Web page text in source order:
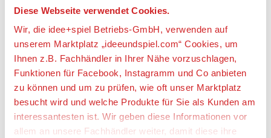
Diese Webseite verwendet Cookies.
Wir, die idee+spiel Betriebs-GmbH, verwenden auf
unserem Marktplatz „ideeundspiel.com“ Cookies, um
Ihnen z.B. Fachhändler in Ihrer Nähe vorzuschlagen,
Funktionen für Facebook, Instagramm und Co anbieten
zu können und um zu prüfen, wie oft unser Marktplatz
besucht wird und welche Produkte für Sie als Kunden am
interessantesten ist. Wir geben diese Informationen vor
allem an unsere Fachhändler weiter, damit diese ihre
Artikelbeschreibung:
CARLETTO 4803233 Wally, Narwal 13 cm
Angaben zur Produktsicherheit:
Hersteller:
Carletto Deutschland GmbH,
Kressengartenstraße 2, 90402 Nürnberg,